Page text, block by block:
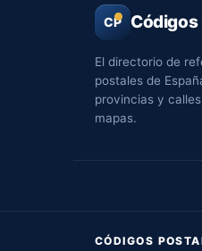
CP Códigos
El directorio de
postales de
provincias y
mapas.
CÓDIGOS